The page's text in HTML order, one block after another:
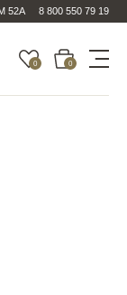
52А 8 800 550 79 19
0 0